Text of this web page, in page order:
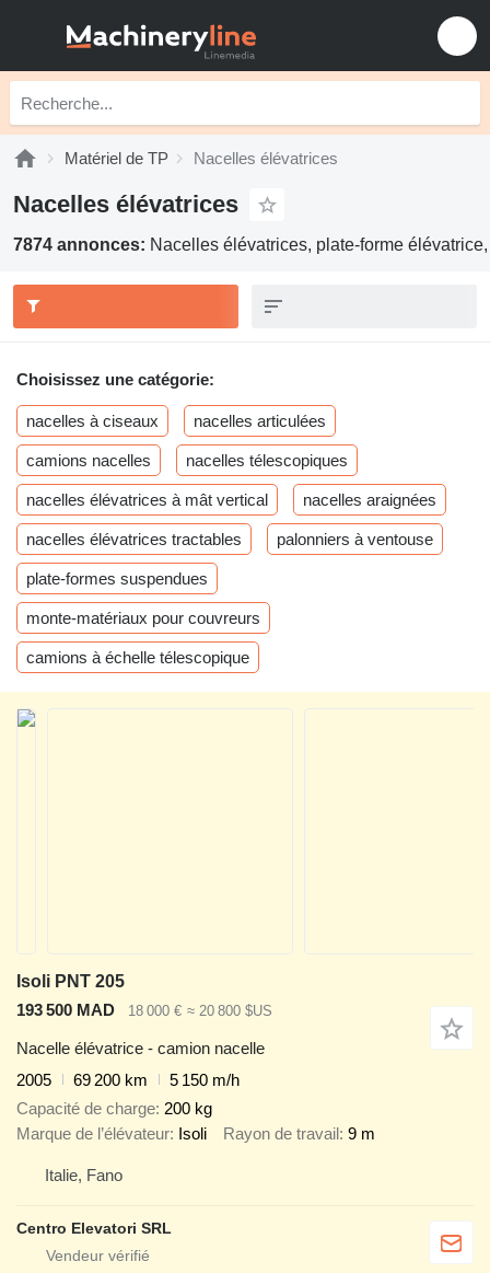
Matériel de TP Nacelles élévatrices
Nacelles élévatrices
7874 annonces: Nacelles élévatrices, plate-forme
Choisissez une catégorie:
nacelles à ciseaux nacelles articulées
camions nacelles nacelles télescopiques
nacelles élévatrices à mât vertical nacelles araignées
nacelles élévatrices tractables palonniers à ventouse
plate-formes suspendues
monte-matériaux pour couvreurs
camions à échelle télescopique
Isoli PNT 205
193 500 MAD
18 000 € ≈ 20 800 $US
Nacelle élévatrice - camion nacelle
2005
69 200 km
5 150 m/h
Capacité de charge 200 kg
Marque de l’élévateur Isoli Rayon de travail 9 m
Italie, Fano
Centro Elevatori SRL